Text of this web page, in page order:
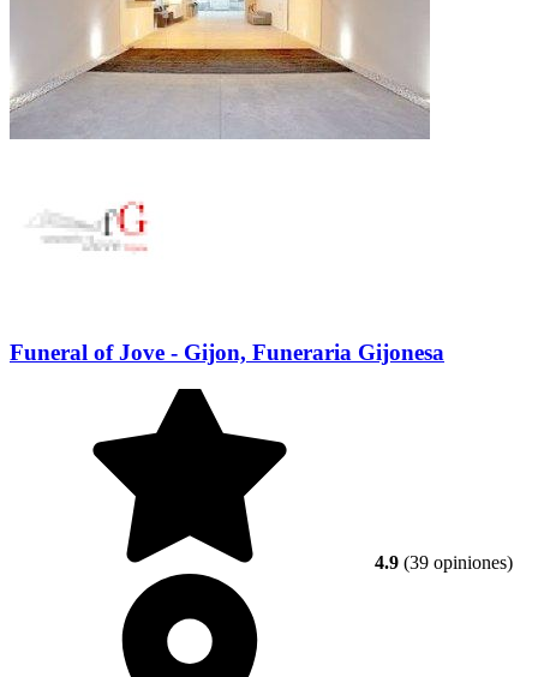
Funeral of Jove - Gijon, Funeraria Gijonesa
4.9 (39 opiniones)